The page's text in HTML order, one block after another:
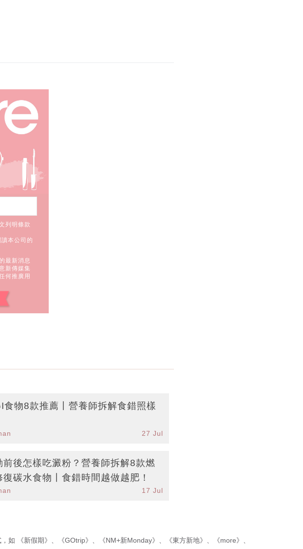
列明條款
本公司的
最新消息
新傳媒集
何推廣用
食物8款推薦丨營養師拆解食錯照樣
27 Jul
前後怎樣吃澱粉？營養師拆解8款燃
復碳水食物丨食錯時間越做越肥！
17 Jul
如 《新假期》 、 《GOtrip》 、 《NM+新Monday》 、 《東方新地》 、 《more》 、